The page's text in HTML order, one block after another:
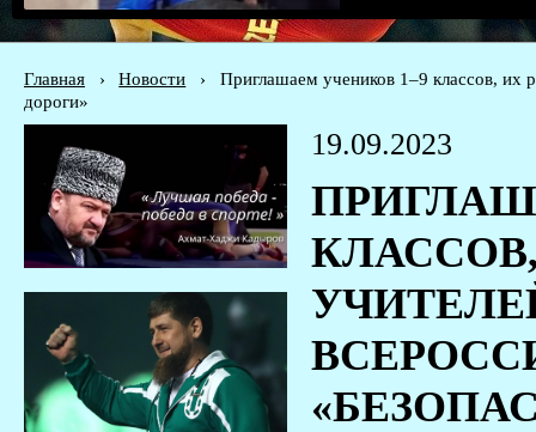
Главная › Новости ›
Приглашаем учеников 1–9 классов, их
дороги»
19.09.2023